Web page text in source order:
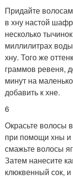
Придайте
в хну настой
несколько
миллилитрах
хну. Того же
граммов ревеня,
минут на
добавить к хне.
6
Окрасьте волосы
при помощи хны и
смажьте волосы
Затем нанесите
клюквенный сок,